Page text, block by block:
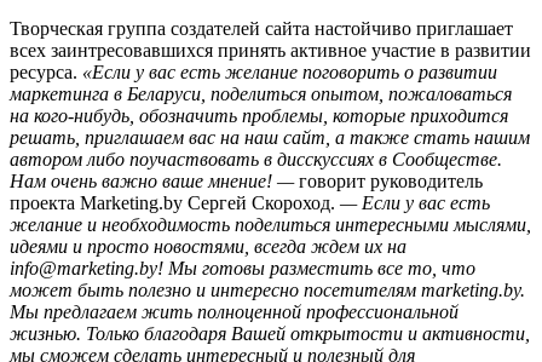
Творческая группа создателей сайта настойчиво приглашает
всех заинтресовавшихся принять активное участие в развитии
ресурса. «Если у вас есть желание поговорить о развитии
маркетинга в Беларуси, поделиться опытом, пожаловаться
на кого-нибудь, обозначить проблемы, которые приходится
решать, приглашаем вас на наш сайт, а также стать нашим
автором либо поучаствовать в дисскуссиях в Сообществе.
Нам очень важно ваше мнение! —говорит руководитель
проекта Marketing.by Сергей Скороход. — Если у вас есть
желание и необходимость поделиться интересными мыслями,
идеями и просто новостями, всегда ждем их на
info@marketing.by! Мы готовы разместить все то, что
может быть полезно и интересно посетителям marketing.by.
Мы предлагаем жить полноценной профессиональной
жизнью. Только благодаря Вашей открытости и активности,
мы сможем сделать интересный и полезный для